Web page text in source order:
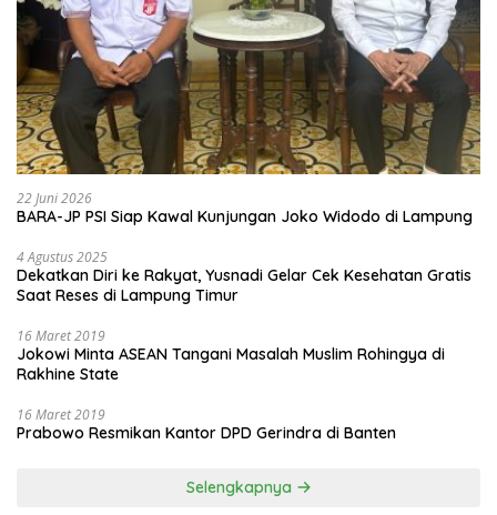
22 Juni 2026
BARA-JP PSI Siap Kawal Kunjungan Joko Widodo di Lampung
4 Agustus 2025
Dekatkan Diri ke Rakyat, Yusnadi Gelar Cek Kesehatan Gratis
Saat Reses di Lampung Timur
16 Maret 2019
Jokowi Minta ASEAN Tangani Masalah Muslim Rohingya di
Rakhine State
16 Maret 2019
Prabowo Resmikan Kantor DPD Gerindra di Banten
Selengkapnya